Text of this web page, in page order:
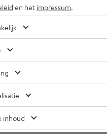
en het impressum
inhoud